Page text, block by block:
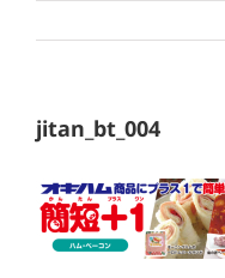
jitan_bt_004